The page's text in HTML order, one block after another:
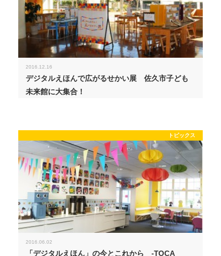
2016.12.16
デジタルえほんで広がるせかい展 佐久市子ども
未来館に大集合！
トピックス
2016.06.02
「デジタルえほん」の今とこれから -TOCA